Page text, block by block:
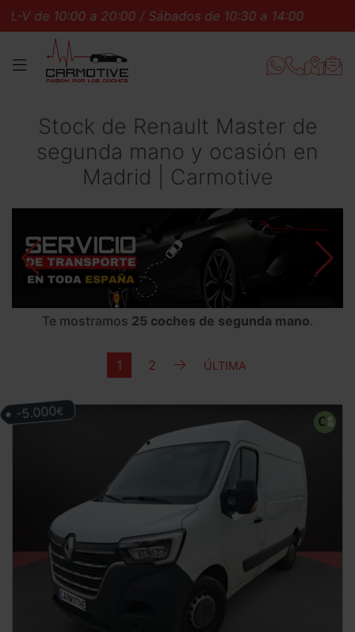
a 20:00 / Sábados de 10:30 a 14:00 L-V de 10:00
MENÚ
Stock de Renault Master de
segunda mano y ocasión en
Madrid | Carmotive
Te mostramos 25 coches de segunda mano.
1 2 SIGUIENTE
ÚLTIMA
-5.000€